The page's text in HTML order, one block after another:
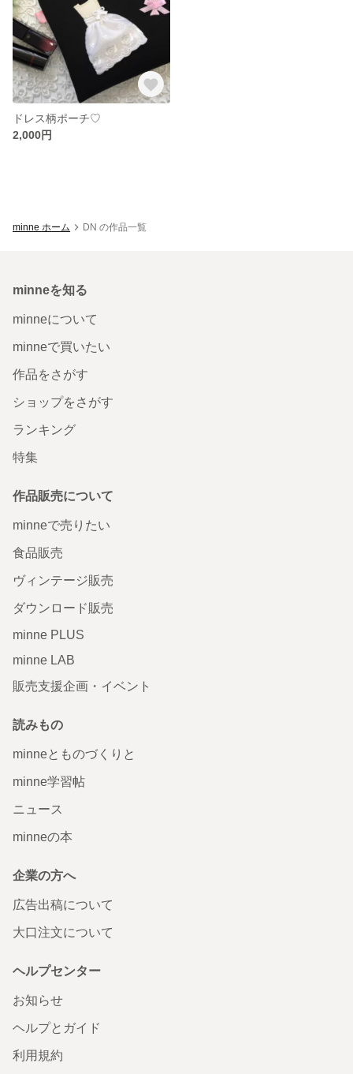
ドレス柄ポーチ♡
2,000円
minne ホーム DN の作品一覧
minneを知る
minneについて
minneで買いたい
作品をさがす
ショップをさがす
ランキング
特集
作品販売について
minneで売りたい
食品販売
ヴィンテージ販売
ダウンロード販売
minne PLUS
minne LAB
販売支援企画・イベント
読みもの
minneとものづくりと
minne学習帖
ニュース
minneの本
企業の方へ
広告出稿について
大口注文について
ヘルプセンター
お知らせ
ヘルプとガイド
利用規約